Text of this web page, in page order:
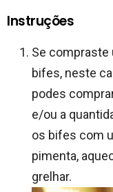
Instruções
Se compraste
bifes, neste
podes
e/ou a
os bifes com
pimenta,
grelhar.